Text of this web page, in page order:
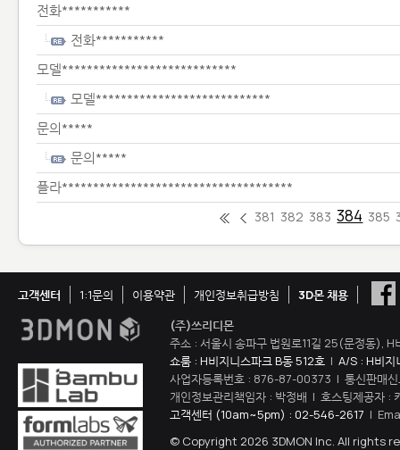
전화***********
전화***********
모델****************************
모델****************************
문의*****
문의*****
플라*************************************
381 382 383 384 385
고객센터 1:1문의 이용약관 개인정보취급방침
3D몬 채용
(주)쓰리디몬
주소 : 서울시 송파구 법원로11길 25(문정동),
쇼룸 : H비지니스파크 B동 512호 | A/S : H비지
사업자등록번호 : 876-87-00373 | 통신판매
개인정보관리책임자 : 박정배 | 호스팅제공자 :
고객센터 (10am~5pm) : 02-546-2617 |
© Copyright 2026 3DMON Inc. All rights